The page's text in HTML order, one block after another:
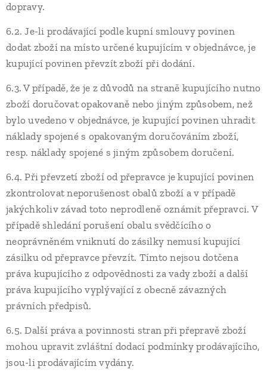
dopravy.
6.2. Je-li prodávající podle kupní smlouvy povinen
dodat zboží na místo určené kupujícím v objednávce, je
kupující povinen převzít zboží při dodání.
6.3. V případě, že je z důvodů na straně kupujícího nutno
zboží doručovat opakovaně nebo jiným způsobem, než
bylo uvedeno v objednávce, je kupující povinen uhradit
náklady spojené s opakovaným doručováním zboží,
resp. náklady spojené s jiným způsobem doručení.
6.4. Při převzetí zboží od přepravce je kupující povinen
zkontrolovat neporušenost obalů zboží a v případě
jakýchkoliv závad toto neprodleně oznámit přepravci. V
případě shledání porušení obalu svědčícího o
neoprávněném vniknutí do zásilky nemusí kupující
zásilku od přepravce převzít. Tímto nejsou dotčena
práva kupujícího z odpovědnosti za vady zboží a další
práva kupujícího vyplývající z obecně závazných
právních předpisů.
6.5. Další práva a povinnosti stran při přepravě zboží
mohou upravit zvláštní dodací podmínky prodávajícího,
jsou-li prodávajícím vydány.